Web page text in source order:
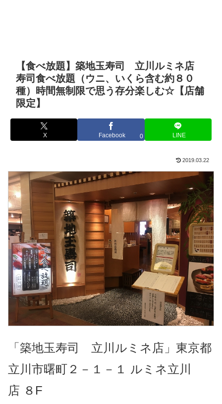
【食べ放題】築地玉寿司 立川ルミネ店
寿司食べ放題（ウニ、いくら含む約８０
種）時間無制限で思う存分楽しむ☆【店舗
限定】
X Facebook 0 LINE
2019.03.22
「築地玉寿司 立川ルミネ店」東京都
立川市曙町２－１－１ ルミネ立川
店 ８F